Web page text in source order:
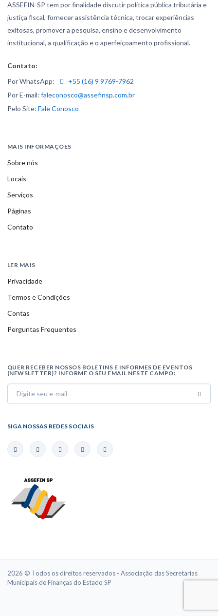
ASSEFIN-SP tem por finalidade discutir política pública tributária e
justiça fiscal, fornecer assistência técnica, trocar experiências
exitosas, promover a pesquisa, ensino e desenvolvimento
institucional, a qualificação e o aperfeiçoamento profissional.
Contato:
Por WhatsApp:
+55 (16) 9 9769-7962
Por E-mail: faleconosco@assefinsp.com.br
Pelo Site: Fale Conosco
MAIS INFORMAÇÕES
Sobre nós
Locais
Serviços
Páginas
Contato
LER MAIS
Privacidade
Termos e Condições
Contas
Perguntas Frequentes
QUER RECEBER NOSSOS BOLETINS E INFORMES DE EVENTOS
(NEWSLETTER)? INFORME O SEU EMAIL NESTE CAMPO:
SIGA NOSSAS REDES SOCIAIS
2026 © Todos os direitos reservados - Associação das Secretarias
Municipais de Finanças do Estado SP